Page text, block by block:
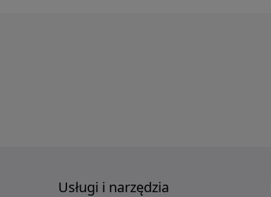
Usługi i narzędzia